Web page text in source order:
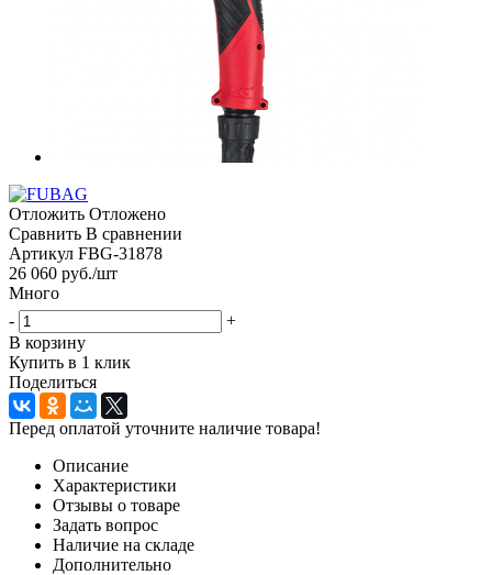
Отложить Отложено
Сравнить В сравнении
Артикул FBG-31878
26 060 руб./шт
Много
-
+
В корзину
Купить в 1 клик
Поделиться
Перед оплатой уточните наличие товара!
Описание
Характеристики
Отзывы о товаре
Задать вопрос
Наличие на складе
Дополнительно